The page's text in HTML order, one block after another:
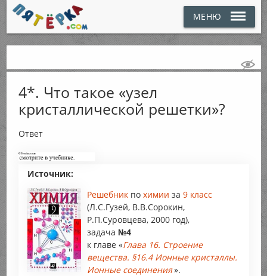
МЕНЮ
4*. Что такое «узел
кристаллической решетки»?
Ответ
Источник:
Решебник по химии за 9 класс
(Л.С.Гузей, В.В.Сорокин,
Р.П.Суровцева, 2000 год),
задача №4
к главе «Глава 16. Строение
вещества. §16.4 Ионные кристаллы.
Ионные соединения».